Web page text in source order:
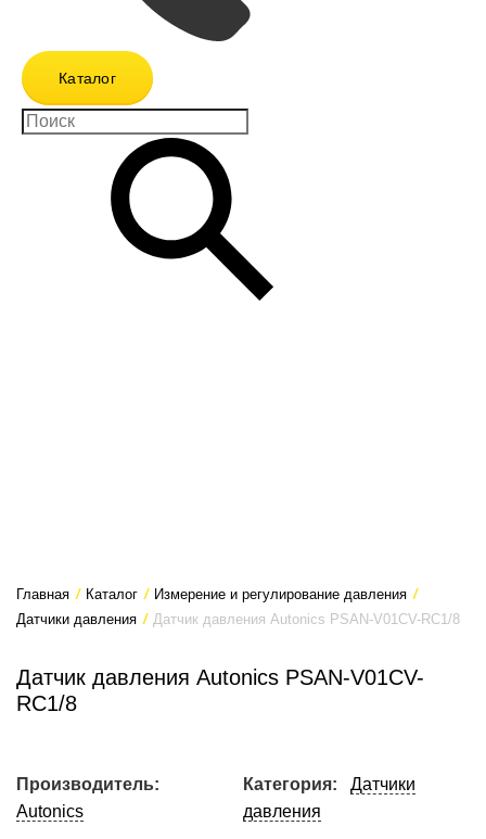
Каталог
Главная / Каталог / Измерение и регулирование давления /
Датчики давления / Датчик давления Autonics PSAN-V01CV-RC1/8
Датчик давления Autonics PSAN-V01CV-
RC1/8
Производитель:
Autonics
Категория:
Датчики
давления